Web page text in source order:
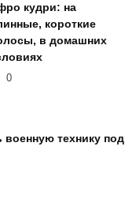
кудри: на
короткие
в домашних
0
военную технику под